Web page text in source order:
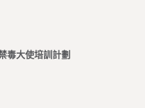
毒大使培訓計劃